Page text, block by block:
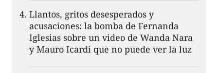
Llantos, gritos desesperados y
acusaciones: la bomba de Fernanda
Iglesias sobre un video de Wanda Nara
y Mauro Icardi que no puede ver la luz